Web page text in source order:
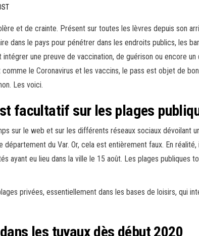
et de crainte. Présent sur toutes les lèvres depuis son
dans le pays pour pénétrer dans les endroits publics, les
intégrer une preuve de vaccination, de guérison ou encore
le Coronavirus et les vaccins, le pass est objet de
Les voici.
facultatif sur les plages
sur le web et sur les différents réseaux sociaux dévoilant
département du Var. Or, cela est entièrement faux. En réalité,
ayant eu lieu dans la ville le 15 août. Les plages publiques
privées, essentiellement dans les bases de loisirs, qui
les tuyaux dès début 2020